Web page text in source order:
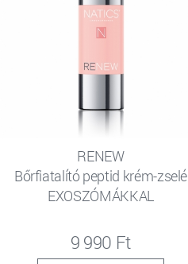
RENEW
Bőrfiatalító peptid krém-zselé
EXOSZÓMÁKKAL
9 990 Ft